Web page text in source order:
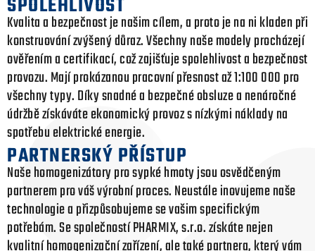
Kvalita a bezpečnost je našim cílem, a proto je na ni kladen při
konstruování zvýšený důraz. Všechny naše modely procházejí
ověřením a certifikací, což zajišťuje spolehlivost a bezpečnost
provozu. Mají prokázanou pracovní přesnost až 1:100 000 pro
všechny typy. Díky snadné a bezpečné obsluze a nenáročné
údržbě získáváte ekonomický provoz s nízkými náklady na
spotřebu elektrické energie.
PARTNERSKÝ PŘÍSTUP
Naše homogenizátory pro sypké hmoty jsou osvědčeným
partnerem pro váš výrobní proces. Neustále inovujeme naše
technologie a přizpůsobujeme se vašim specifickým
potřebám. Se společností PHARMIX, s.r.o. získáte nejen
kvalitní homogenizační zařízení, ale také partnera, který vám